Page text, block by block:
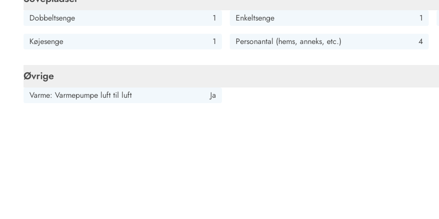
Dobbeltsenge 1 Enkeltsenge 1
Køjesenge 1 Personantal (hems, anneks, etc.) 4
Øvrige
Varme: Varmepumpe luft til luft Ja